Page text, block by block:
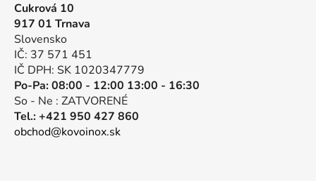
Cukrová 10
917 01 Trnava
Slovensko
IČ: 37 571 451
IČ DPH: SK 1020347779
Po-Pa: 08:00 - 12:00 13:00 - 16:30
So - Ne : ZATVORENÉ
Tel.: +421 950 427 860
obchod@kovoinox.sk